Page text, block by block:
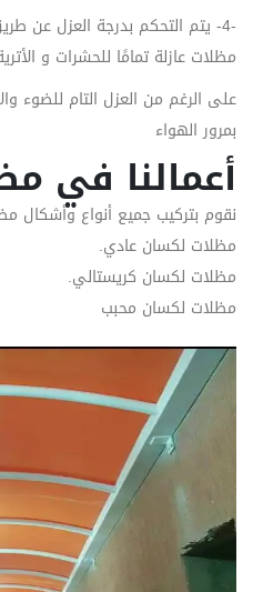
مظلات عازلة تمامًا للحشرات و
على الرغم من العزل التام للضوء
بمرور الهواء
أعمالنا في
نقوم بتركيب جميع أنواع وأشكال
مظلات لكسان عادي.
مظلات لكسان كريستالي.
مظلات لكسان محبب